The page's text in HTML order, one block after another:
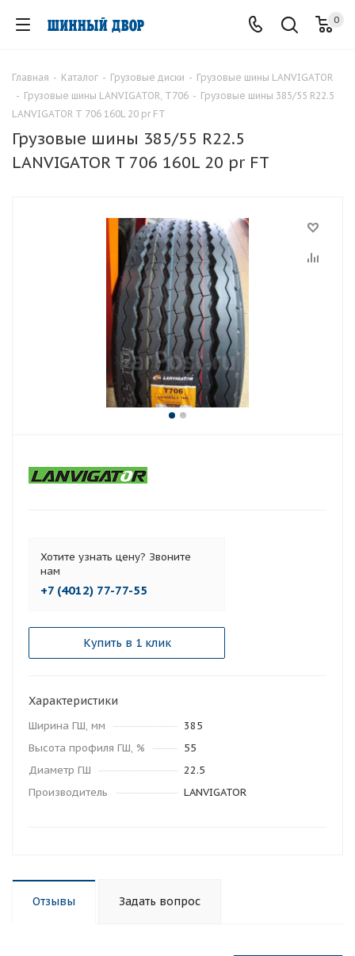
0
Главная - Каталог - Грузовые диски - Грузовые шины LANVIGATOR
- Грузовые шины LANVIGATOR, T706 - Грузовые шины 385/55 R22.5
LANVIGATOR T 706 160L 20 pr FT
Грузовые шины 385/55 R22.5
LANVIGATOR T 706 160L 20 pr FT
Хотите узнать цену? Звоните
нам
+7 (4012) 77-77-55
Купить в 1 клик
Характеристики
Ширина ГШ, мм
385
Высота профиля ГШ, %
55
Диаметр ГШ
22.5
Производитель
LANVIGATOR
Отзывы Задать вопрос